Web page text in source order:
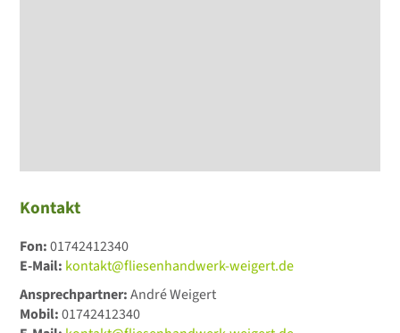
Kontakt
Fon:01742412340
E-Mail: kontakt@fliesenhandwerk-weigert.de
Ansprechpartner:André Weigert
Mobil:01742412340